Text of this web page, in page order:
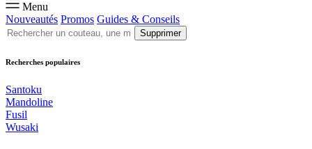
Menu
Nouveautés Promos Guides & Conseils
Supprimer
Recherches populaires
Santoku
Mandoline
Fusil
Wusaki